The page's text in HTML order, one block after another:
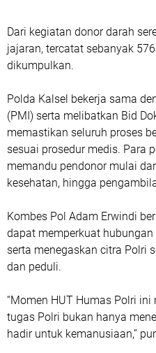
Dari kegiatan donor darah
jajaran, tercatat sebanyak
dikumpulkan.
Polda Kalsel bekerja sama
(PMI) serta melibatkan Bid
memastikan seluruh proses
sesuai prosedur medis. Para
memandu pendonor mulai
kesehatan, hingga
Kombes Pol Adam Erwindi
dapat memperkuat
serta menegaskan citra Polri
dan peduli.
“Momen HUT Humas Polri
tugas Polri bukan hanya
hadir untuk kemanusiaan,”